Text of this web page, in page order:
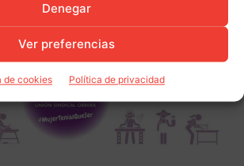
Denegar
Ver preferencias
de cookies Política de privacidad